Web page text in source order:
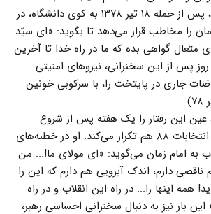
می‌کند. به‌عنوان نمونه، پس از حمله ۱۸ تیر ۱۳۷۸ به کوی دانشگاه، در
را مخاطب قرار می‌دهد تا بگوید: «ای سیّد
گواهی بده که ما در راه خدا تا آخرین
پس از این سخنرانی، نیروهای امنیتی
جاری در پایتخت را، با سرکوبی خونین
عین این رفتار را یک هفته پس از شروع
تظاهرات معترضان به انتخابات ۸۸ هم تکرار می‌کند. او در خطبه‌های
به امام زمان می‌گوید: «ای مولای ما!... من
ناقصی دارم، اندک آبرویی هم دارم که این را
همه‌ اینها را... در راه این انقلاب و در راه
بار نیز به دنبال سخنرانی احساسی رهبر،